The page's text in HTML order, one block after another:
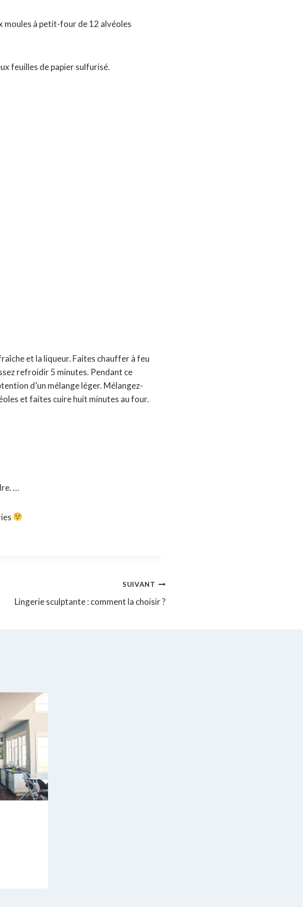
moules à petit-four de 12 alvéoles
feuilles de papier sulfurisé.
et la liqueur. Faites chauffer à feu
refroidir 5 minutes. Pendant ce
d’un mélange léger. Mélangez-
et faites cuire huit minutes au four.
…
SUIVANT
Lingerie sculptante : comment la choisir ?